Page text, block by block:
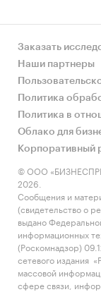
Заказать
Наши партнеры
Политика
Политика в
Облако для
Корпоративный
© ООО
2026.
Сообщения и
(свидетельство о
выдано
информационных
(Роскомнадзор)
сетевого издания
массовой
сфере связи,